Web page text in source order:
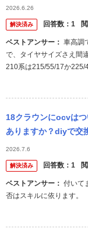
2026.6.26
解決済み 回答数： 1
ベストアンサー：
で、タイヤサイズさえ間
210系は215/55/17か225/
18クラウンにocvは
ありますか？diyで交
2026.7.6
解決済み 回答数： 1
ベストアンサー：
否はスキルに依ります。